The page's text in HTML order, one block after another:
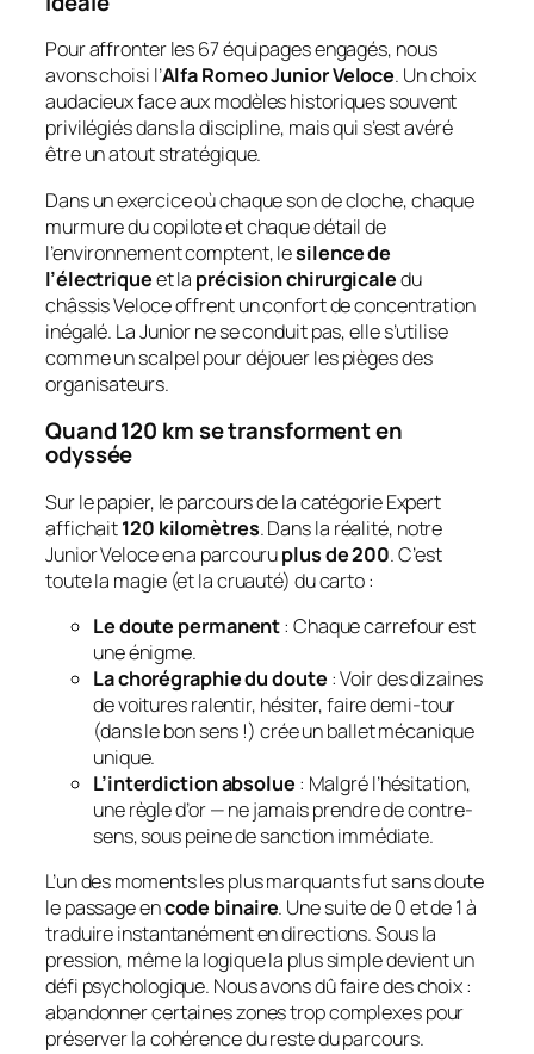
Pour affronter les 67 équipages engagés, nous
avons choisi l’Alfa Romeo Junior Veloce. Un choix
audacieux face aux modèles historiques souvent
privilégiés dans la discipline, mais qui s’est avéré
être un atout stratégique.
Dans un exercice où chaque son de cloche, chaque
murmure du copilote et chaque détail de
l’environnement comptent, lesilence de
l’électriqueet la précision chirurgicaledu
châssis Veloce offrent un confort de concentration
inégalé. La Junior ne se conduit pas, elle s’utilise
comme un scalpel pour déjouer les pièges des
organisateurs.
Quand 120 km se transforment en
odyssée
Sur le papier, le parcours de la catégorie Expert
affichait120 kilomètres. Dans la réalité, notre
Junior Veloce en a parcouruplus de 200. C’est
toute la magie (et la cruauté) du carto :
Le doute permanent: Chaque carrefour est
une énigme.
La chorégraphie du doute : Voir des dizaines
de voitures ralentir, hésiter, faire demi-tour
(dans le bon sens !) crée un ballet mécanique
unique.
L’interdiction absolue : Malgré l’hésitation,
une règle d’or — ne jamais prendre de contre-
sens, sous peine de sanction immédiate.
L’un des moments les plus marquants fut sans doute
le passage encode binaire. Une suite de 0 et de 1 à
traduire instantanément en directions. Sous la
pression, même la logique la plus simple devient un
défi psychologique. Nous avons dû faire des choix :
abandonner certaines zones trop complexes pour
préserver la cohérence du reste du parcours.